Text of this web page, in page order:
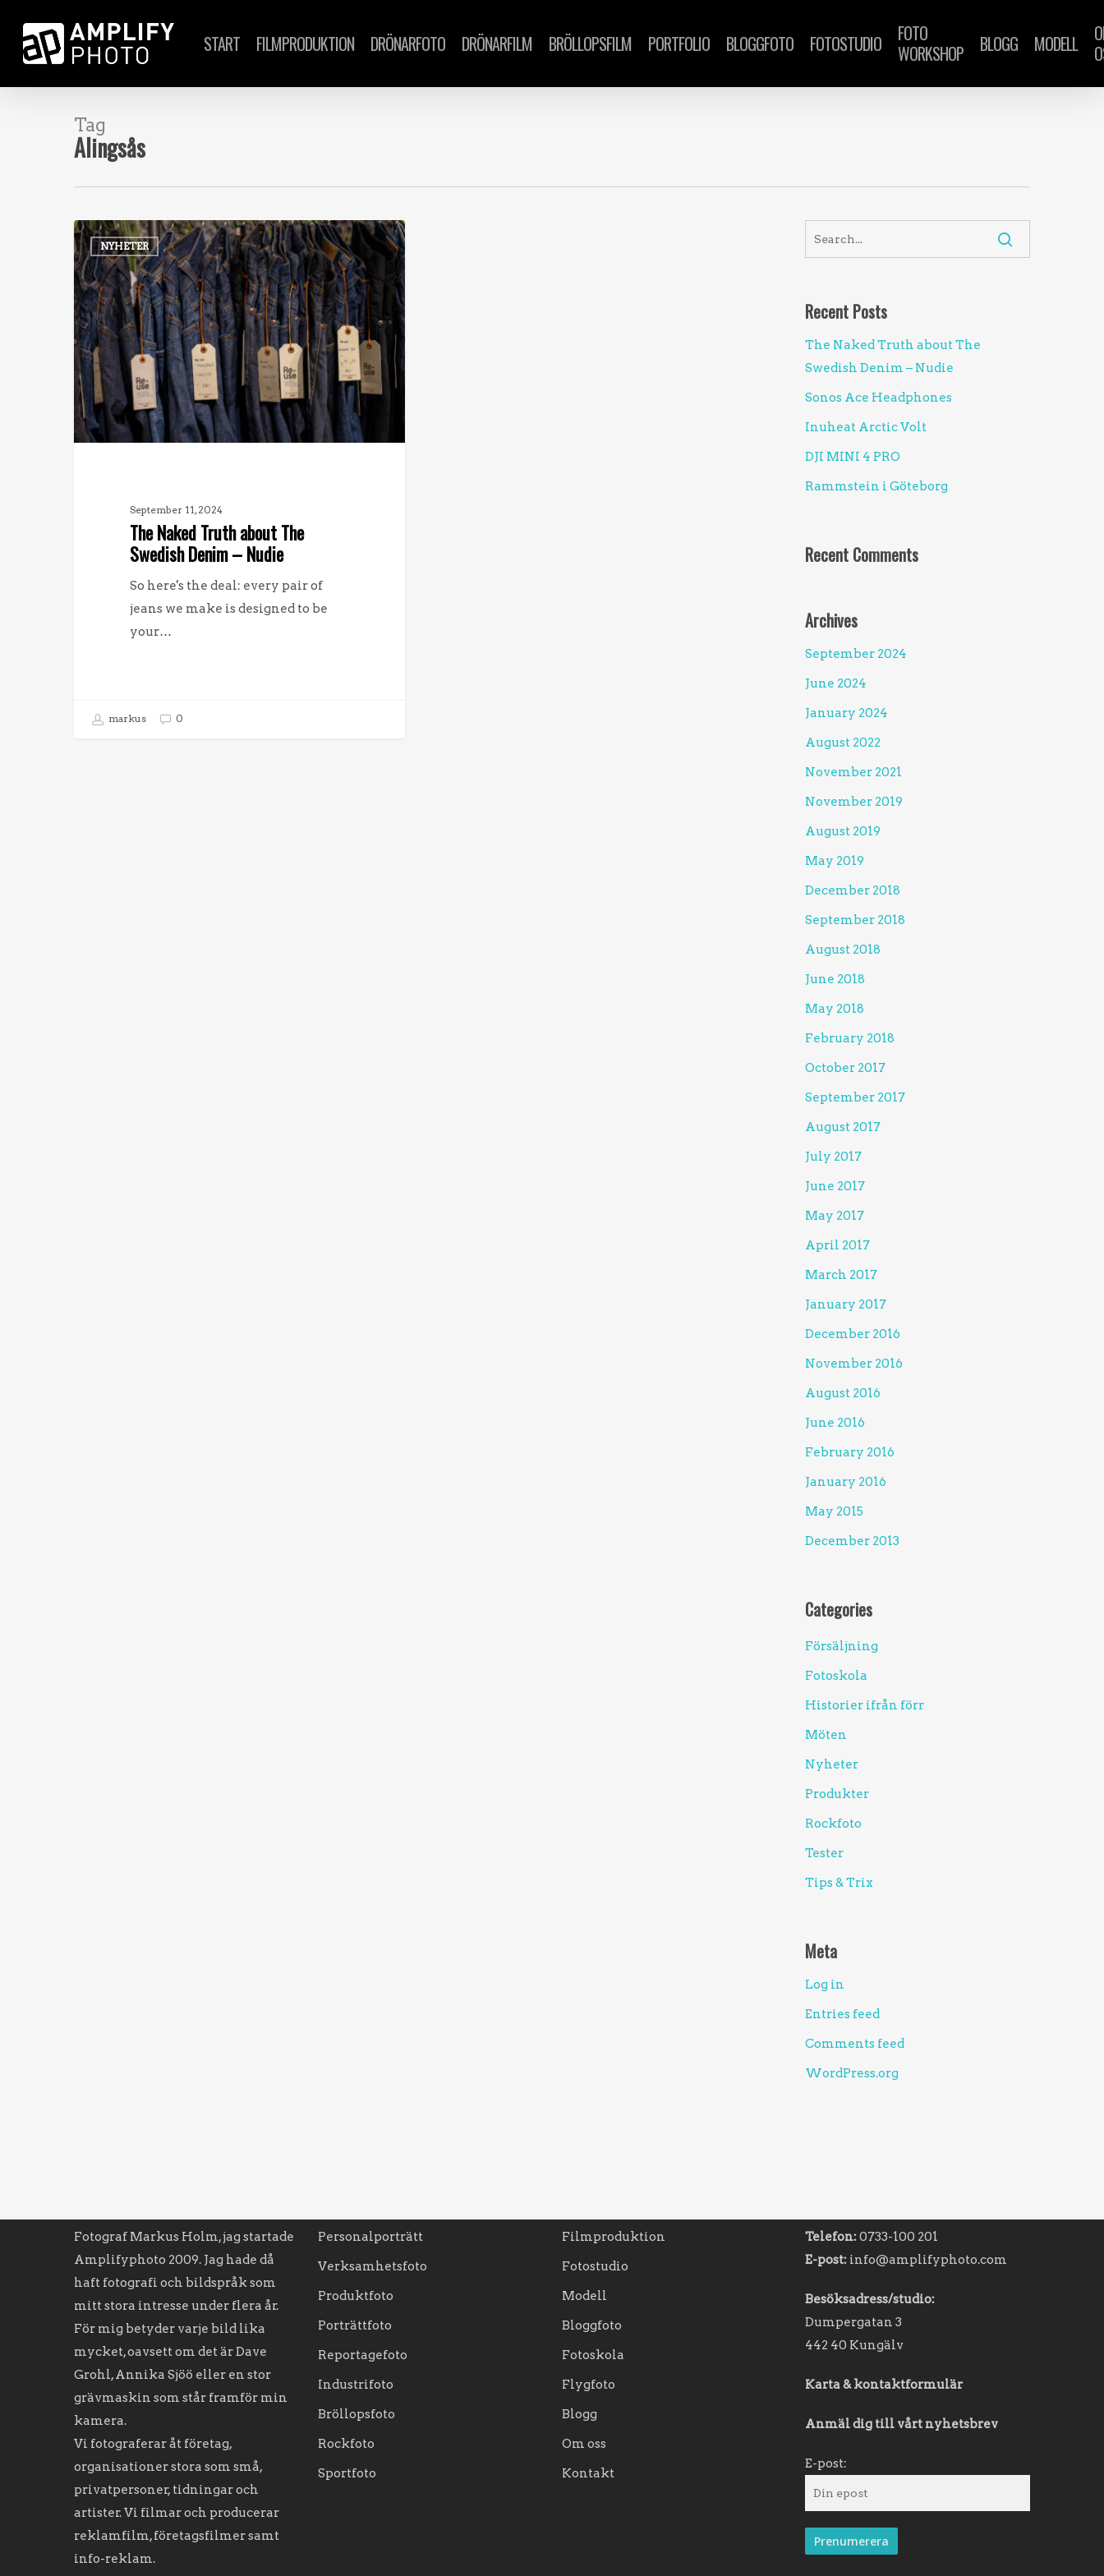
main
START FILMPRODUKTION DRÖNARFOTO DRÖNARFILM BRÖLLOPSFILM PORTFOLIO BLOGGFOTO FOTOSTUDIO
FOTO
WORKSHOP
BLOGG MODELL
Tag
Alingsås
NYHETER
September 11, 2024
The Naked Truth about The
Swedish Denim – Nudie
So here's the deal: every pair of
jeans we make is designed to be
your…
markus 0
Recent Posts
The Naked Truth about The
Swedish Denim – Nudie
Sonos Ace Headphones
Inuheat Arctic Volt
DJI MINI 4 PRO
Rammstein i Göteborg
Recent Comments
Archives
September 2024
June 2024
January 2024
August 2022
November 2021
November 2019
August 2019
May 2019
December 2018
September 2018
August 2018
June 2018
May 2018
February 2018
October 2017
September 2017
August 2017
July 2017
June 2017
May 2017
April 2017
March 2017
January 2017
December 2016
November 2016
August 2016
June 2016
February 2016
January 2016
May 2015
December 2013
Categories
Försäljning
Fotoskola
Historier ifrån förr
Möten
Nyheter
Produkter
Rockfoto
Tester
Tips & Trix
Meta
Log in
Entries feed
Comments feed
WordPress.org
Fotograf Markus Holm, jag startade
Amplifyphoto 2009. Jag hade då
haft fotografi och bildspråk som
mitt stora intresse under flera år.
För mig betyder varje bild lika
mycket, oavsett om det är Dave
Grohl, Annika Sjöö eller en stor
grävmaskin som står framför min
kamera.
Vi fotograferar åt företag,
organisationer stora som små,
privatpersoner, tidningar och
artister. Vi filmar och producerar
reklamfilm, företagsfilmer samt
info-reklam.
Personalporträtt
Verksamhetsfoto
Produktfoto
Porträttfoto
Reportagefoto
Industrifoto
Bröllopsfoto
Rockfoto
Sportfoto
Filmproduktion
Fotostudio
Modell
Bloggfoto
Fotoskola
Flygfoto
Blogg
Om oss
Kontakt
Telefon:0733-100 201
E-post: info@amplifyphoto.com
Besöksadress/studio:
Dumpergatan 3
442 40 Kungälv
Karta & kontaktformulär
Anmäl dig till vårt nyhetsbrev
E-post: